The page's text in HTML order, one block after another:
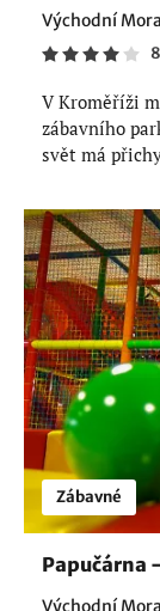
Východní
V Kroměříži
zábavního
svět má
Zábavné
Papučárna
Východní